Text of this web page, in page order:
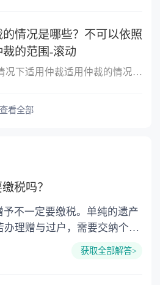
情况是哪些？不可以依照
的范围-滚动
一、哪些情况下适用仲裁适用仲裁的情况是，平等主体的公民、法人和
查看全部
税吗？
办理赠与过户，需要交纳个人
证费。赠与过户是没有增值税
获取全部解答>